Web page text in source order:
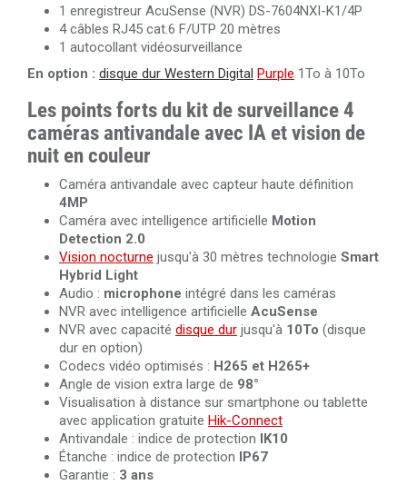
1 enregistreur AcuSense (NVR) DS-7604NXI-K1/4P
4 câbles RJ45 cat.6 F/UTP 20 mètres
1 autocollant vidéosurveillance
En option : disque dur Western Digital Purple 1To à 10To
Les points forts du kit de surveillance 4
caméras antivandale avec IA et vision de
nuit en couleur
Caméra antivandale avec capteur haute définition
4MP
Caméra avec intelligence artificielle Motion
Detection 2.0
Vision nocturne jusqu'à 30 mètres technologie Smart
Hybrid Light
Audio : microphone intégré dans les caméras
NVR avec intelligence artificielle AcuSense
NVR avec capacité disque dur jusqu'à 10To (disque
dur en option)
Codecs vidéo optimisés : H265 et H265+
Angle de vision extra large de 98°
Visualisation à distance sur smartphone ou tablette
avec application gratuite Hik-Connect
Antivandale : indice de protection IK10
Étanche : indice de protection IP67
Garantie : 3 ans